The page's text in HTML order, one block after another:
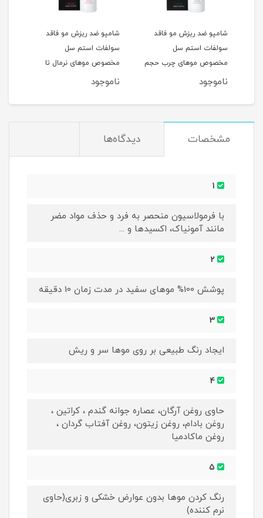
شامپو ضد ریزش مو فاقد
سولفات استم سل
مخصوص موهای چرب حجم
250ML
ناموجود
شامپو ضد ریزش مو فاقد
سولفات استم سل
مخصوص موهای نرمال تا
خشک حجم 250ML
ناموجود
مشخصات دیدگاه‌ها
با فرمولاسیون منحصر به فرد و حذف مواد مضر
مانند آمونیاک، اکسیدها و ...
پوشش 100% موهای سفید در مدت زمان 10 دقیقه
ایجاد رنگ طبیعی بر روی موها سر و ریش
حاوی روغن آرگان، عصاره جوانه گندم ، کراتین ،
روغن بادام، روغن زیتون، روغن آفتاب گردان ،
روغن ماکادمیا
رنگ کردن موها بدون عوارض خشکی و زبری(حاوی
نرم کننده)